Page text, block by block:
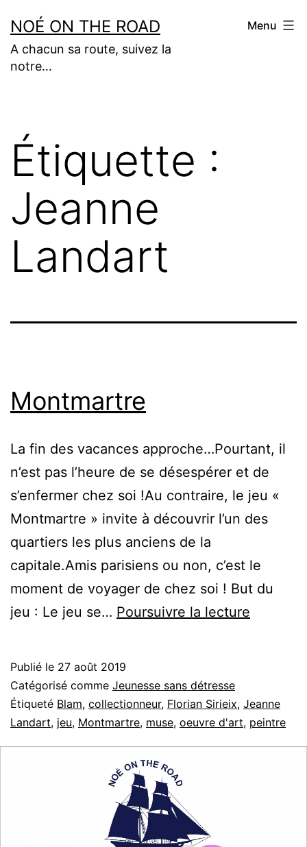
au
contenu
NOÉ ON THE ROAD
A chacun sa route, suivez la
notre…
Menu
Étiquette :
Jeanne
Landart
Montmartre
La fin des vacances approche…Pourtant, il
n’est pas l’heure de se désespérer et de
s’enfermer chez soi !Au contraire, le jeu «
Montmartre » invite à découvrir l’un des
quartiers les plus anciens de la
capitale.Amis parisiens ou non, c’est le
moment de voyager de chez soi ! But du
jeu : Le jeu se… Poursuivre la lecture
Publié le 27 août 2019
Catégorisé comme Jeunesse sans détresse
Étiqueté Blam, collectionneur, Florian Sirieix, Jeanne
Landart, jeu, Montmartre, muse, oeuvre d'art, peintre